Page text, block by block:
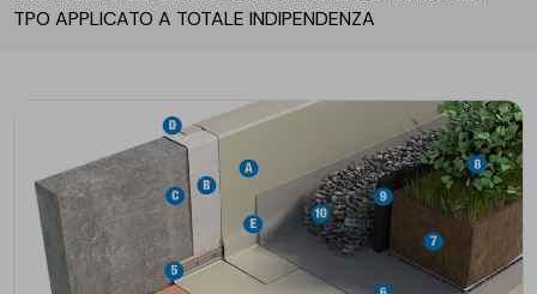
TPO APPLICATO A TOTALE INDIPENDENZA